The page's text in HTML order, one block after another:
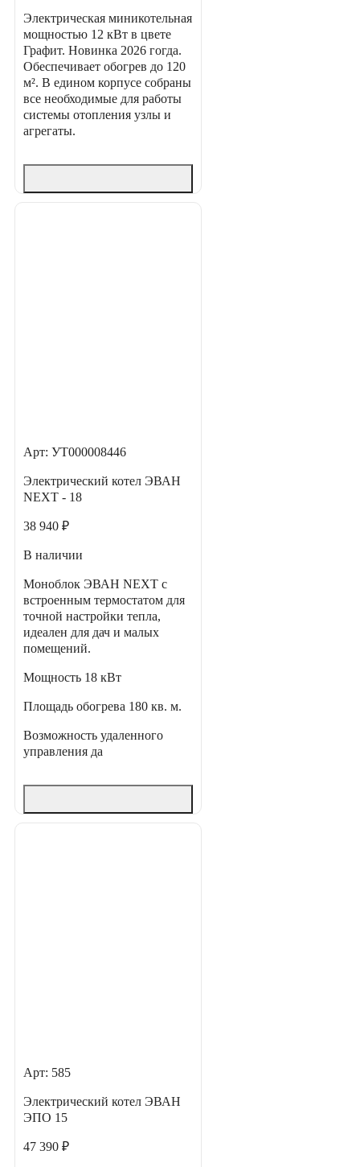
Электрическая миникотельная
мощностью 12 кВт в цвете
Графит. Новинка 2026 гогда.
Обеспечивает обогрев до 120
м². В едином корпусе собраны
все необходимые для работы
системы отопления узлы и
агрегаты.
Арт: УТ000008446
Электрический котел ЭВАН
NEXT - 18
38 940 ₽
В наличии
Моноблок ЭВАН NEXT с
встроенным термостатом для
точной настройки тепла,
идеален для дач и малых
помещений.
Мощность 18 кВт
Площадь обогрева 180 кв. м.
Возможность удаленного
управления да
Арт: 585
Электрический котел ЭВАН
ЭПО 15
47 390 ₽